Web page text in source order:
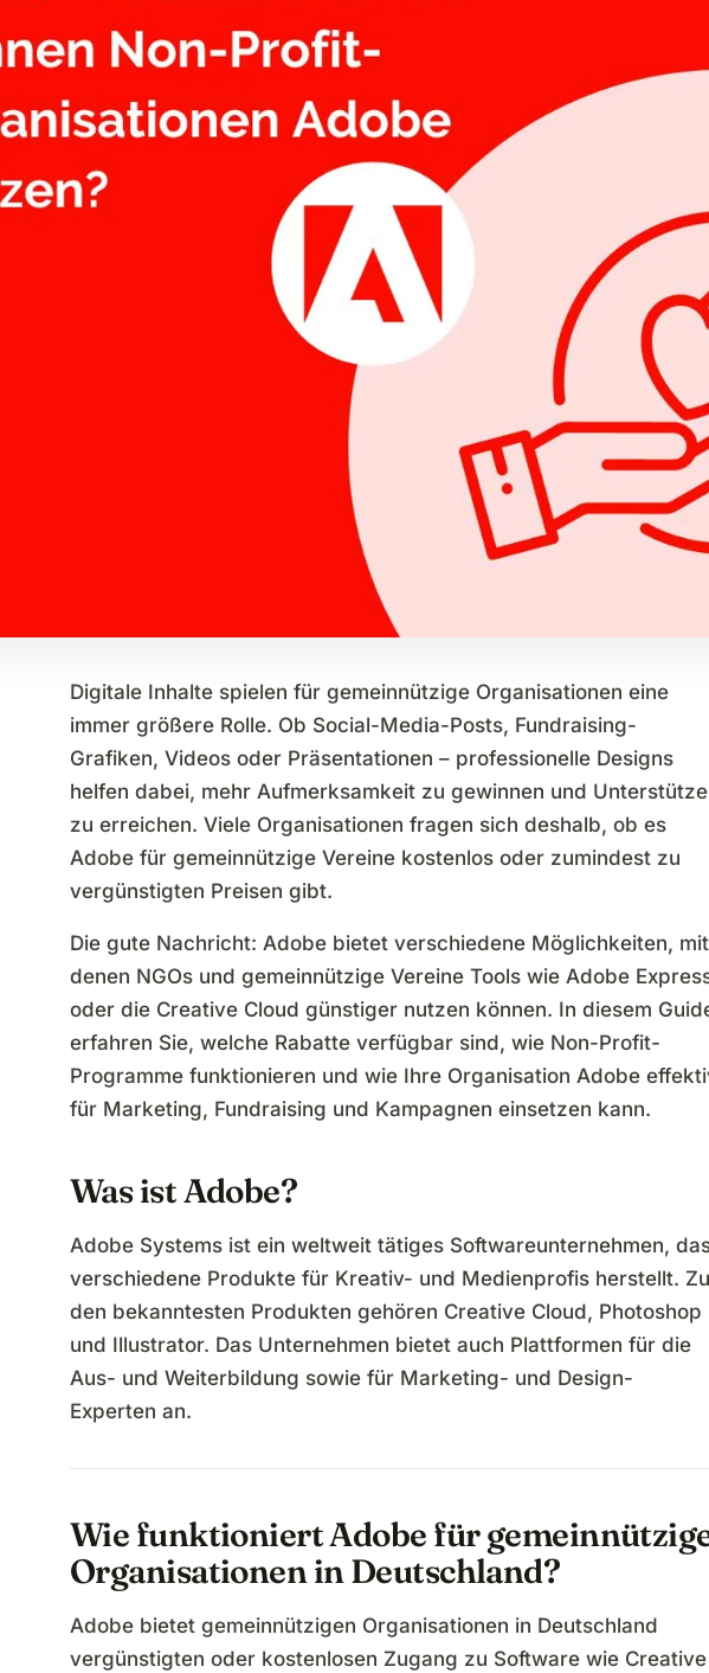
Digitale Inhalte spielen für gemeinnützige Organisationen eine
immer größere Rolle. Ob Social-Media-Posts, Fundraising-
Grafiken, Videos oder Präsentationen – professionelle Designs
helfen dabei, mehr Aufmerksamkeit zu gewinnen und
zu erreichen. Viele Organisationen fragen sich deshalb, ob es
Adobe für gemeinnützige Vereine kostenlos oder zumindest zu
vergünstigten Preisen gibt.
Die gute Nachricht: Adobe bietet verschiedene Möglichkeiten, mit
denen NGOs und gemeinnützige Vereine Tools wie Adobe
oder die Creative Cloud günstiger nutzen können. In diesem
erfahren Sie, welche Rabatte verfügbar sind, wie Non-Profit-
Programme funktionieren und wie Ihre Organisation Adobe
für Marketing, Fundraising und Kampagnen einsetzen kann.
Was ist Adobe?
Adobe Systems ist ein weltweit tätiges Softwareunternehmen,
verschiedene Produkte für Kreativ- und Medienprofis herstellt. Zu
den bekanntesten Produkten gehören Creative Cloud, Photoshop
und Illustrator. Das Unternehmen bietet auch Plattformen für die
Aus- und Weiterbildung sowie für Marketing- und Design-
Experten an.
Wie funktioniert Adobe für
Organisationen in Deutschland?
Adobe bietet gemeinnützigen Organisationen in Deutschland
vergünstigten oder kostenlosen Zugang zu Software wie Creative